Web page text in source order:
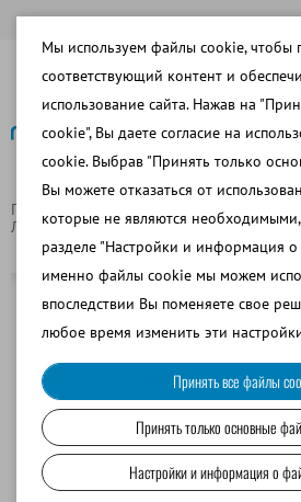
Главная страница
Лабораторное
Лабораторные принадлежности
Назад
Мы используем файлы cookie, чтобы
соответствующий контент и
использование сайта. Нажав на
cookie", Вы даете согласие на
cookie. Выбрав "Принять только
Вы можете отказаться от
которые не являются необходимыми,
разделе "Настройки и информация
именно файлы cookie мы можем
впоследствии Вы поменяете свое
любое время изменить эти
Принять все файлы
Принять только основные
Настройки и информация о